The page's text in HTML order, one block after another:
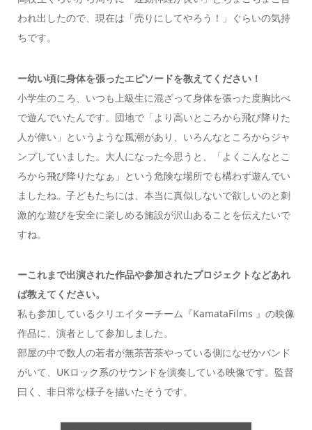
われ出したので、現在は「売りにしてやろう！」ぐらいの気持
ちです。
ー幼い頃に身体を張ったエピソードを教えてください！
小学生のころ、いつも上級生に混ざって身体を張った度胸比べ
で遊んでいたんです。団地で「より高いところから飛び降りた
人が偉い」というような風潮があり、いろんなところからジャ
ンプしていました。大人になった今思うと、「よくこんなとこ
ろから飛び降りたなぁ」という危険な場所でも構わず遊んでい
ましたね。子どもたちには、本当に真似しないで欲しいのと刺
激的な遊びを安全に楽しめる施設が沢山あることを伝えたいで
すね。
ーこれまで出演された作品や参加されたプロジェクトなどあれ
ば教えてください。
私も参加しているクリエイターチーム『KamataFilms 』の映像
作品に、演者として参加しました。
部屋の中で数人の若者が無茶苦茶やっている側になぜかバンド
がいて、UKロック系のサウンドを演奏している映像です。監督
曰く、非日常な様子を描いたそうです。